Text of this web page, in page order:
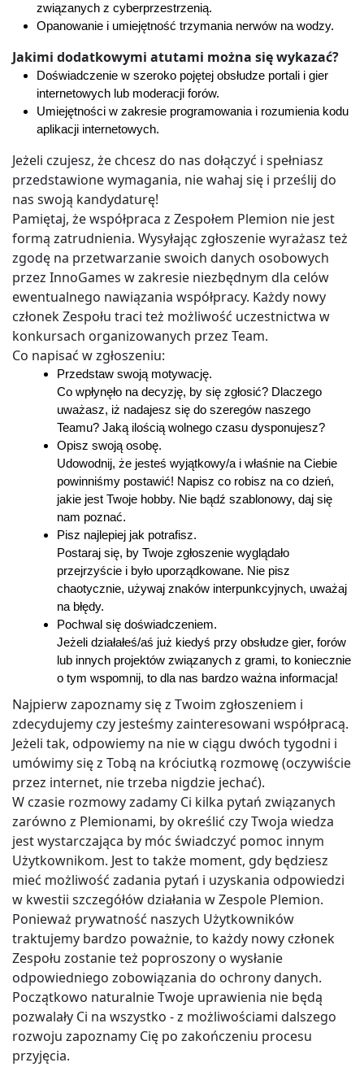
związanych z cyberprzestrzenią.
Opanowanie i umiejętność trzymania nerwów na wodzy.
Jakimi dodatkowymi atutami można się wykazać?
Doświadczenie w szeroko pojętej obsłudze portali i gier
internetowych lub moderacji forów.
Umiejętności w zakresie programowania i rozumienia kodu
aplikacji internetowych.
Jeżeli czujesz, że chcesz do nas dołączyć i spełniasz
przedstawione wymagania, nie wahaj się i prześlij do
nas swoją kandydaturę!
Pamiętaj, że współpraca z Zespołem Plemion nie jest
formą zatrudnienia. Wysyłając zgłoszenie wyrażasz też
zgodę na przetwarzanie swoich danych osobowych
przez InnoGames w zakresie niezbędnym dla celów
ewentualnego nawiązania współpracy. Każdy nowy
członek Zespołu traci też możliwość uczestnictwa w
konkursach organizowanych przez Team.
Co napisać w zgłoszeniu:
Przedstaw swoją motywację.
Co wpłynęło na decyzję, by się zgłosić? Dlaczego
uważasz, iż nadajesz się do szeregów naszego
Teamu? Jaką ilością wolnego czasu dysponujesz?
Opisz swoją osobę.
Udowodnij, że jesteś wyjątkowy/a i właśnie na Ciebie
powinniśmy postawić! Napisz co robisz na co dzień,
jakie jest Twoje hobby. Nie bądź szablonowy, daj się
nam poznać.
Pisz najlepiej jak potrafisz.
Postaraj się, by Twoje zgłoszenie wyglądało
przejrzyście i było uporządkowane. Nie pisz
chaotycznie, używaj znaków interpunkcyjnych, uważaj
na błędy.
Pochwal się doświadczeniem.
Jeżeli działałeś/aś już kiedyś przy obsłudze gier, forów
lub innych projektów związanych z grami, to koniecznie
o tym wspomnij, to dla nas bardzo ważna informacja!
Najpierw zapoznamy się z Twoim zgłoszeniem i
zdecydujemy czy jesteśmy zainteresowani współpracą.
Jeżeli tak, odpowiemy na nie w ciągu dwóch tygodni i
umówimy się z Tobą na króciutką rozmowę (oczywiście
przez internet, nie trzeba nigdzie jechać).
W czasie rozmowy zadamy Ci kilka pytań związanych
zarówno z Plemionami, by określić czy Twoja wiedza
jest wystarczająca by móc świadczyć pomoc innym
Użytkownikom. Jest to także moment, gdy będziesz
mieć możliwość zadania pytań i uzyskania odpowiedzi
w kwestii szczegółów działania w Zespole Plemion.
Ponieważ prywatność naszych Użytkowników
traktujemy bardzo poważnie, to każdy nowy członek
Zespołu zostanie też poproszony o wysłanie
odpowiedniego zobowiązania do ochrony danych.
Początkowo naturalnie Twoje uprawienia nie będą
pozwalały Ci na wszystko - z możliwościami dalszego
rozwoju zapoznamy Cię po zakończeniu procesu
przyjęcia.